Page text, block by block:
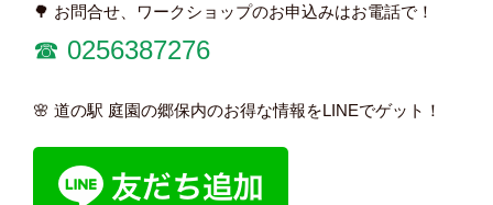
🌳 お問合せ、ワークショップのお申込みはお電話で！
☎︎ 0256387276
🌸 道の駅 庭園の郷保内のお得な情報をLINEでゲット！